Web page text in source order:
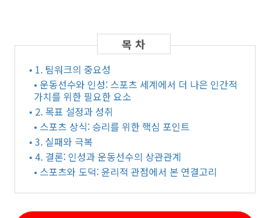
• 1. 팀워크의 중요성
• 운동선수와 인성: 스포츠 세계에서 더 나은 인간적
가치를 위한 필요한 요소
• 2. 목표 설정과 성취
• 스포츠 상식: 승리를 위한 핵심 포인트
• 3. 실패와 극복
• 4. 결론: 인성과 운동선수의 상관관계
• 스포츠와 도덕: 윤리적 관점에서 본 연결고리